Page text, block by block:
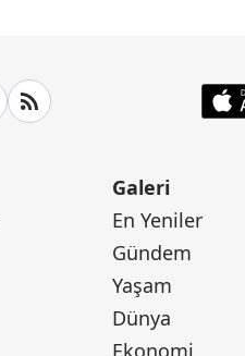
Galeri
En Yeniler
Gündem
Yaşam
Dünya